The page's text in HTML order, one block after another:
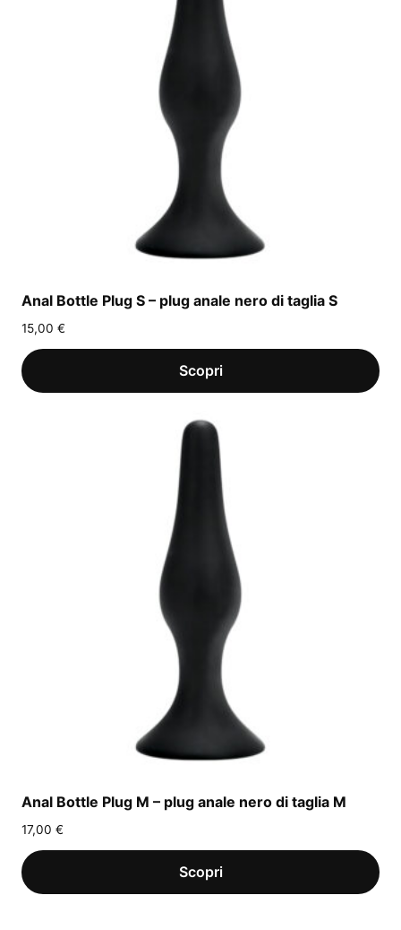
Anal Bottle Plug S – plug anale nero di taglia S
15,00 €
Anal Bottle Plug M – plug anale nero di taglia M
17,00 €